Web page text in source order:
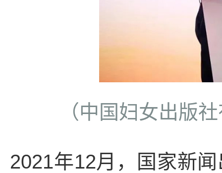
（中国妇女出版
2021年12月，国家新